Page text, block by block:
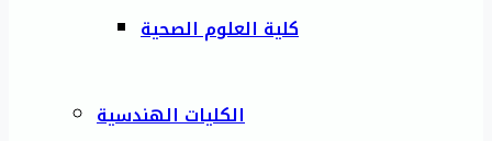
كلية العلوم الصحية
الكليات الهندسية